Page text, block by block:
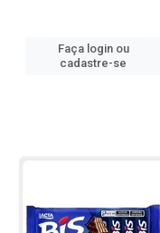
Faça login ou
cadastre-se